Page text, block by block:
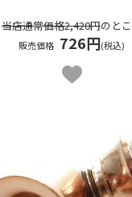
当店通常価格2,420円のと
販売価格 726円(税込)